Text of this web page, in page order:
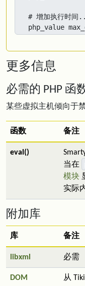
# 增加执行时间
php_value
更多信息
必需的 PHP 函
某些虚拟主机倾向于
函数 备注
eval()
当在
模块
实际
附加库
库 备注
libxml 必需
DOM 从